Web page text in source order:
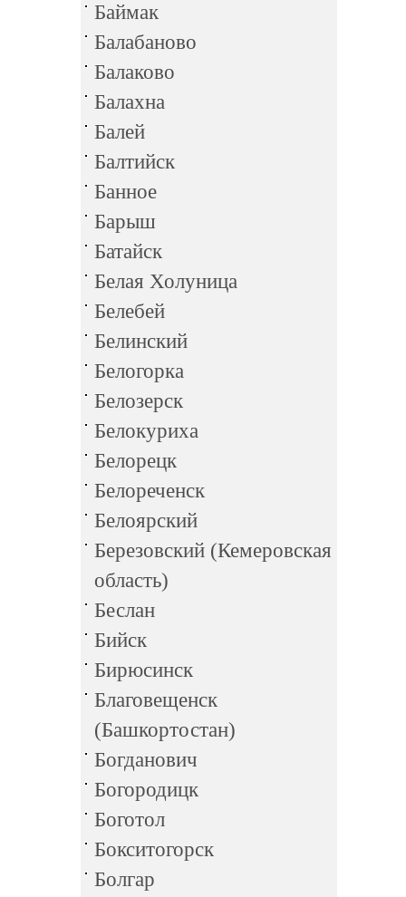
Баймак
Балабаново
Балаково
Балахна
Балей
Балтийск
Банное
Барыш
Батайск
Белая Холуница
Белебей
Белинский
Белогорка
Белозерск
Белокуриха
Белорецк
Белореченск
Белоярский
Березовский (Кемеровская
область)
Беслан
Бийск
Бирюсинск
Благовещенск
(Башкортостан)
Богданович
Богородицк
Боготол
Бокситогорск
Болгар